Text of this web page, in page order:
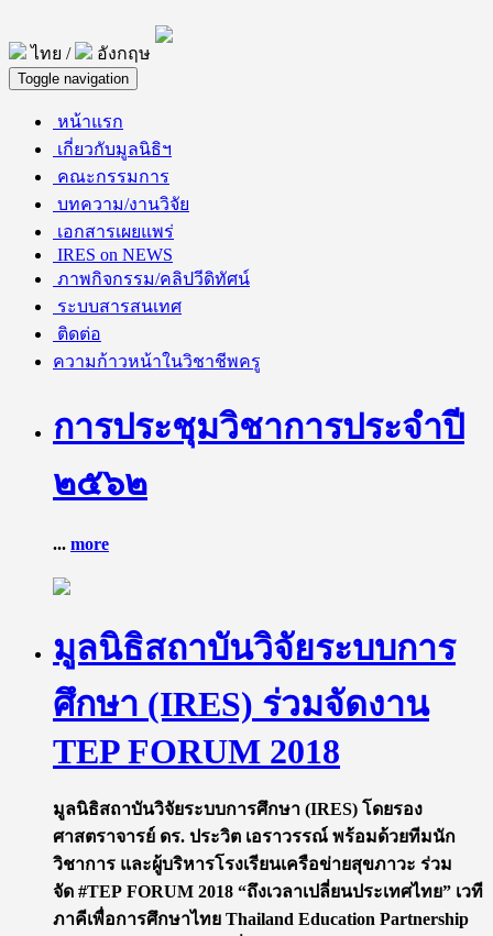
ไทย / อังกฤษ
Toggle navigation
หน้าแรก
เกี่ยวกับมูลนิธิฯ
คณะกรรมการ
บทความ/งานวิจัย
เอกสารเผยแพร่
IRES on NEWS
ภาพกิจกรรม/คลิปวีดิทัศน์
ระบบสารสนเทศ
ติดต่อ
ความก้าวหน้าในวิชาชีพครู
การประชุมวิชาการประจำปี
๒๕๖๒
... more
มูลนิธิ​สถาบัน​วิจัย​ระบบ​การ
ศึกษา​ (IRES)​ ร่วมจัดงาน
TEP FORUM 2018
มูลนิธิ​สถาบัน​วิจัย​ระบบ​การศึกษา​ (IRES)​ โดยรอง​
ศาสตรา​จารย์ ดร.​ ประวิต​ เอราวรรณ์​ พร้อมด้วยทีมนัก
วิชาการ​ และผู้บริหารโรงเรียนเครือ​ข่ายสุขภาวะ​ ร่วม
จัด #TEP FORUM 2018 “ถึงเวลาเปลี่ยนประเทศไทย” เวที
ภาคีเพื่อการศึกษาไทย Thailand Education Partnership